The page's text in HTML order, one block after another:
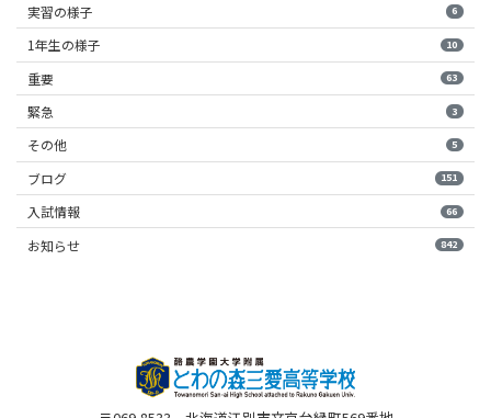
実習の様子 6
1年生の様子 10
重要 63
緊急 3
その他 5
ブログ 151
入試情報 66
お知らせ 842